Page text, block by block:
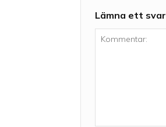
Lämna ett svar